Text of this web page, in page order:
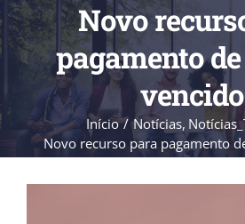
Novo
pagamento
Início Notícias
Novo recurso para pagamento